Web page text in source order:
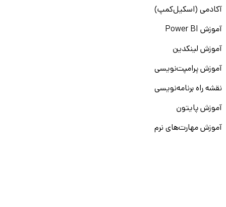
آکادمی (اسکیل‌کمپ)
آموزش Power BI
آموزش لینکدین
آموزش پرامپت‌نویسی
نقشه راه برنامه‌نویسی
آموزش پایتون
آموزش مهارت‌های نرم